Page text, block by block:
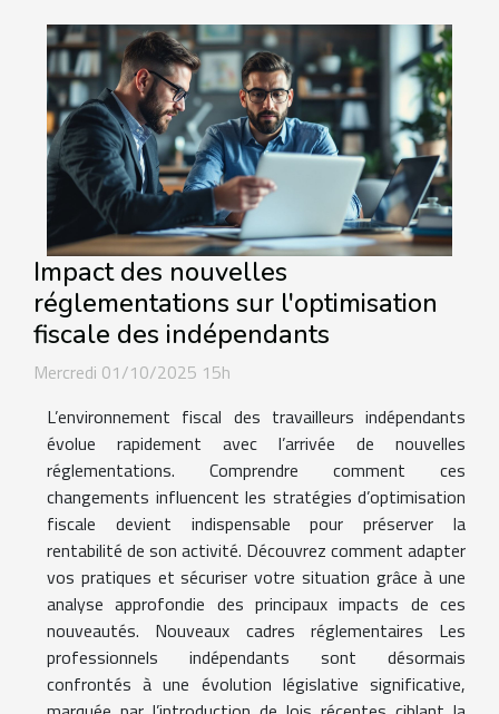
Impact des nouvelles
réglementations sur l'optimisation
fiscale des indépendants
Mercredi 01/10/2025 15h
L’environnement fiscal des travailleurs indépendants
évolue rapidement avec l’arrivée de nouvelles
réglementations. Comprendre comment ces
changements influencent les stratégies d’optimisation
fiscale devient indispensable pour préserver la
rentabilité de son activité. Découvrez comment adapter
vos pratiques et sécuriser votre situation grâce à une
analyse approfondie des principaux impacts de ces
nouveautés. Nouveaux cadres réglementaires Les
professionnels indépendants sont désormais
confrontés à une évolution législative significative,